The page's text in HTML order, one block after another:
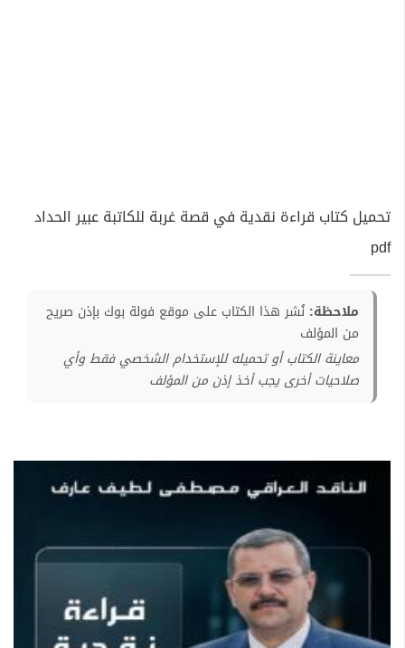
تحميل كتاب قراءة نقدية في قصة غربة للكاتبة عبير الحداد
pdf
ملاحظة: نُشر هذا الكتاب على موقع فولة بوك بإذن صريح
من المؤلف
معاينة الكتاب أو تحميله للإستخدام الشخصي فقط وأي
صلاحيات أخرى يجب أخذ إذن من المؤلف